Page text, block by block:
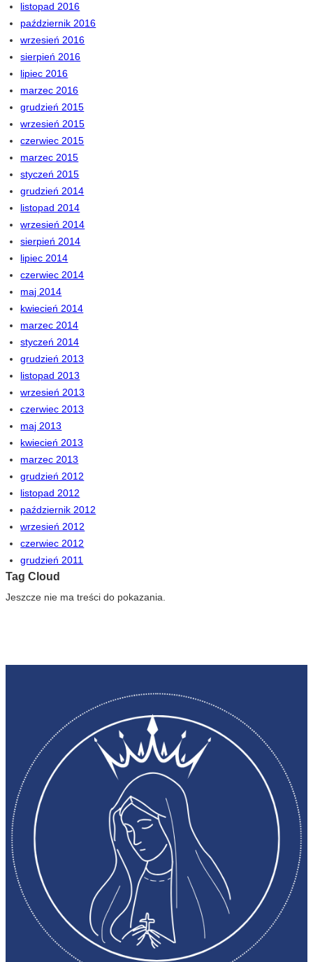
listopad 2016
październik 2016
wrzesień 2016
sierpień 2016
lipiec 2016
marzec 2016
grudzień 2015
wrzesień 2015
czerwiec 2015
marzec 2015
styczeń 2015
grudzień 2014
listopad 2014
wrzesień 2014
sierpień 2014
lipiec 2014
czerwiec 2014
maj 2014
kwiecień 2014
marzec 2014
styczeń 2014
grudzień 2013
listopad 2013
wrzesień 2013
czerwiec 2013
maj 2013
kwiecień 2013
marzec 2013
grudzień 2012
listopad 2012
październik 2012
wrzesień 2012
czerwiec 2012
grudzień 2011
Tag Cloud
Jeszcze nie ma treści do pokazania.